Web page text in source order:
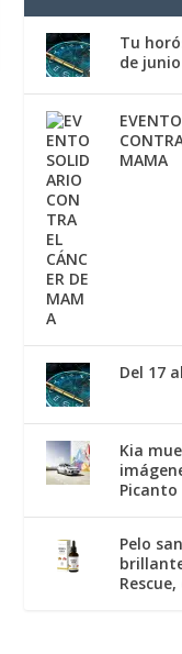
Tu
de junio
MAMA
Del 17
Kia
Picanto
Pelo